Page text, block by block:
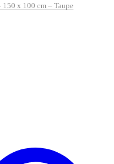
x 100 cm – Taupe